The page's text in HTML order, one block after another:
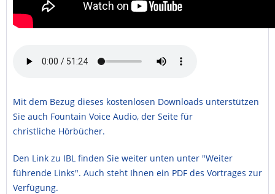
Mit dem Bezug dieses kostenlosen Downloads unterstützen
Sie auch Fountain Voice Audio, der Seite für
christliche Hörbücher.
Den Link zu IBL finden Sie weiter unten unter "Weiter
führende Links". Auch steht Ihnen ein PDF des Vortrages zur
Verfügung.